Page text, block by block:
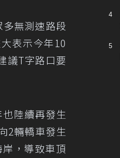
無測速路段
表示今年10
議T字路口要
陸續再發生
2輛轎車發生
，導致車頂